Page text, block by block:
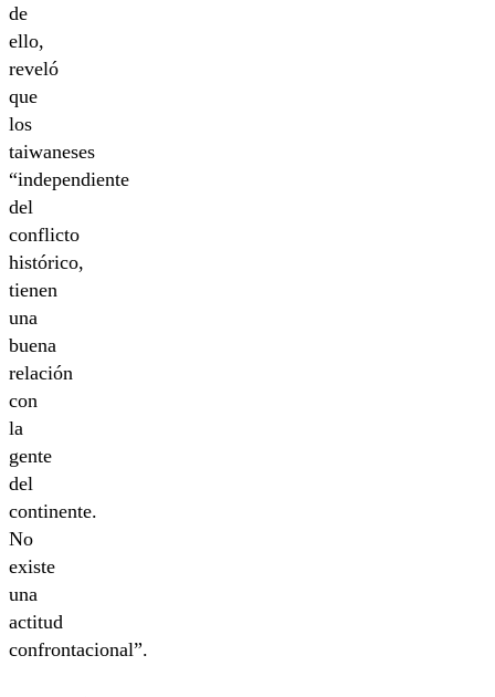
de
ello,
reveló
que
los
taiwaneses
“independiente
del
conflicto
histórico,
tienen
una
buena
relación
con
la
gente
del
continente.
No
existe
una
actitud
confrontacional”.